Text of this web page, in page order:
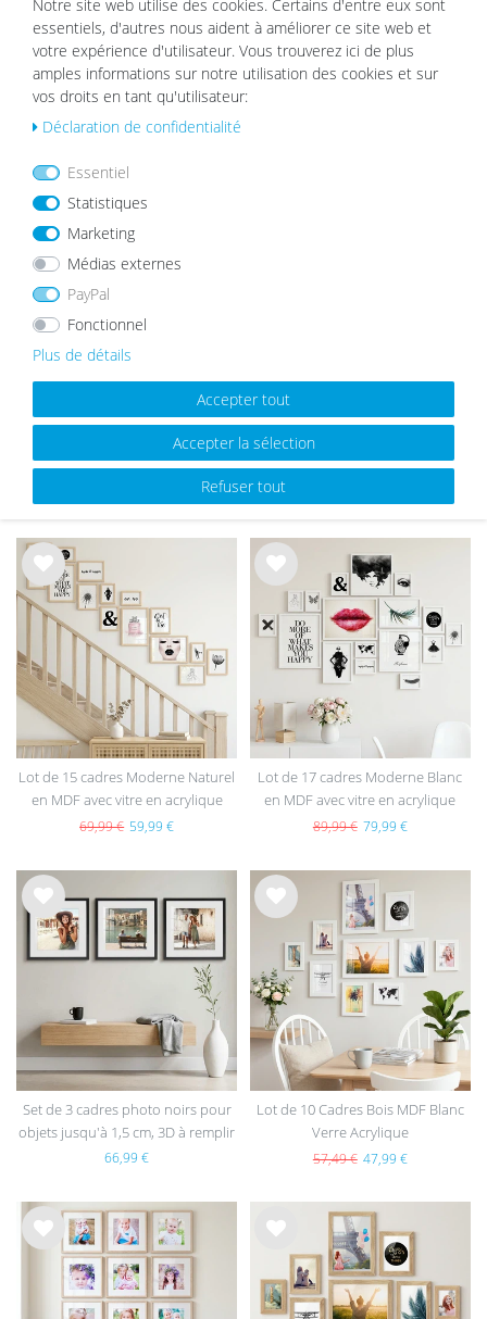
hait
s
List
e de
sou
hait
s
Cadre Photo en Bois Massif
Rustique Aspect Chêne
Cadre photo Moderne Blanc avec
vitre en acrylique
List
e de
sou
s
Lot de 15 cadres Moderne Naturel
en MDF avec vitre en acrylique
69,99 € 59,99 €
List
sou
hait
Lot de 17 cadres Moderne Blanc
en MDF avec vitre en acrylique
89,99 € 79,99 €
List
e de
sou
Set de 3 cadres photo noirs pour
objets jusqu'à 1,5 cm, 3D à remplir
40x40 cm, profond avec passe-
66,99 €
List
hait
s
Lot de 10 Cadres Bois MDF Blanc
Verre Acrylique
57,49 € 47,99 €
List
sou
hait
Notre site web utilise des cookies. Certains d'entre eux sont
essentiels, d'autres nous aident à améliorer ce site web et
votre expérience d'utilisateur. Vous trouverez ici de plus
amples informations sur notre utilisation des cookies et sur
vos droits en tant qu'utilisateur:
Déclaration de confidentialité
Essentiel
Statistiques
Marketing
Médias externes
PayPal
Fonctionnel
Plus de détails
Accepter tout
Accepter la sélection
Refuser tout